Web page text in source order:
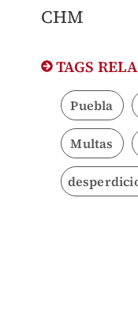
CHM
TAGS
Puebla
Multas